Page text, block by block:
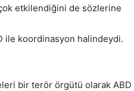
etkilendiğini de sözlerine
ile koordinasyon halindeydi.
bir terör örgütü olarak ABD